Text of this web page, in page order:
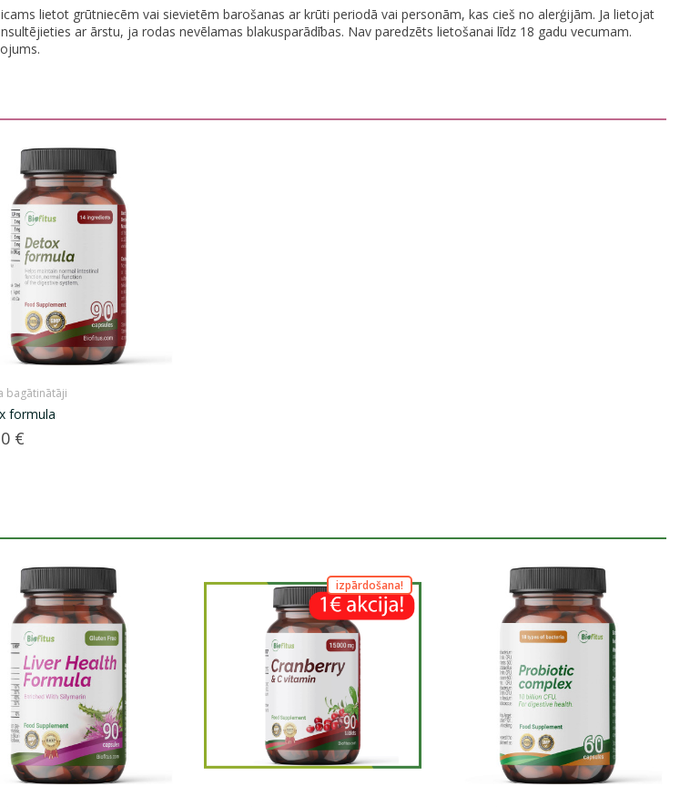
lietot grūtniecēm vai sievietēm barošanas ar krūti periodā vai personām, kas cieš no alerģijām. Ja lietojat
ar ārstu, ja rodas nevēlamas blakusparādības. Nav paredzēts lietošanai līdz 18 gadu vecumam.
bagātinātāji
formula
€
izpārdošana!